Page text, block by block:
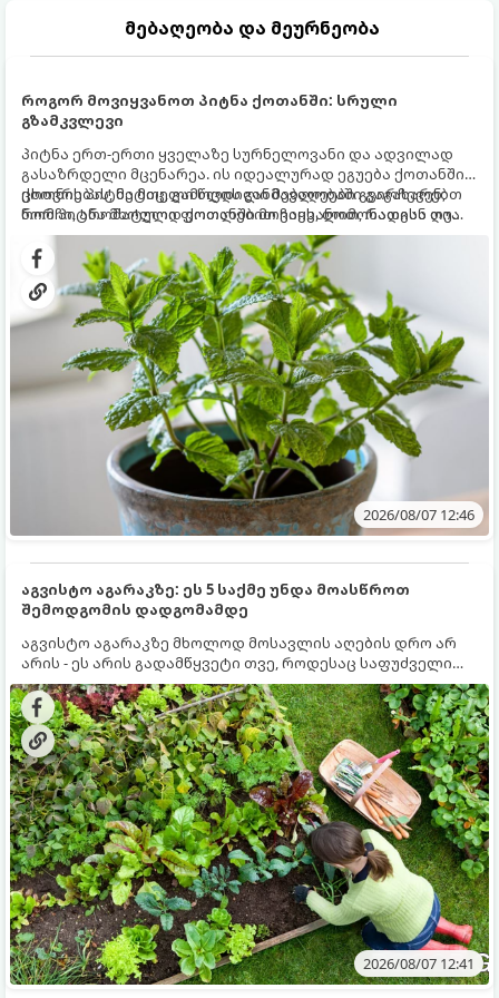
მებაღეობა და მეურნეობა
როგორ მოვიყვანოთ პიტნა ქოთანში: სრული
გზამკვლევი
პიტნა ერთ-ერთი ყველაზე სურნელოვანი და ადვილად
გასაზრდელი მცენარეა. ის იდეალურად ეგუება ქოთანში
ცხოვრებას, მეტიც, გამოცდილი მებაღეები გვირჩევენ,
რომ პიტნა მხოლოდ ქოთანში მოვიყვანოთ, რადგან ღია
გრუნტში (ბაღში) დარგვისას ის ფესვებით ძალიან
სწრაფად ვრცელდება და სხვა მცენარეებს ავიწროებს.
ქოთნის პიტნა მთელი წლის განმავლობაში გაგახარებთ
ნორჩი, არომატული ფოთლებით ჩაის, ლიმონათისა თუ
კერძებისთვის.
2026/08/07 12:46
აგვისტო აგარაკზე: ეს 5 საქმე უნდა მოასწროთ
შემოდგომის დადგომამდე
აგვისტო აგარაკზე მხოლოდ მოსავლის აღების დრო არ
არის - ეს არის გადამწყვეტი თვე, როდესაც საფუძველი
ეყრება მომავალი წლის მოსავალს და ბაღი მზადდება
შემოდგომა-ზამთრის სეზონისთვის. იმისათვის, რომ
ნიადაგმა ენერგია აღიდგინოს, ხოლო მცენარეებმა
ზამთარს გაუძლონ, აგვისტოს ბოლომდე 5
მნიშვნელოვანი საქმის გაკეთება უნდა მოასწროთ:
2026/08/07 12:41